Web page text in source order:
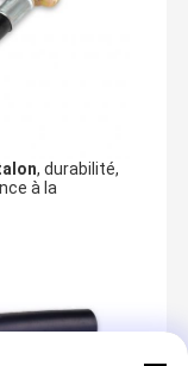
Nous
, durabilité,
à la
de tuyau de